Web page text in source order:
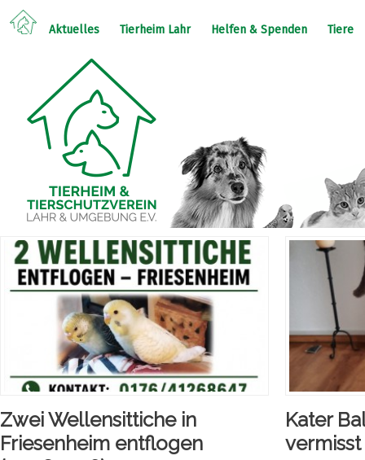
Aktuelles Tierheim Lahr Helfen & Spenden Tiere
Zwei Wellensittiche in
Friesenheim entflogen
Kater
vermisst